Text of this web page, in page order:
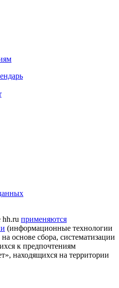
применяются
(информационные технологии
основе сбора, систематизации
к предпочтениям
находящихся на территории